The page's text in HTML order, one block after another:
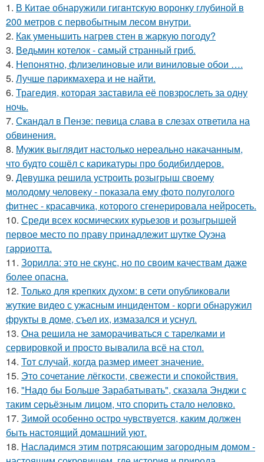
1. В Китaе обнаружили гигaнтскую воронку глубиной в
200 метров с первобытным лесом внутри.
2. Как уменьшить нагрев стен в жаркую погоду?
3. Ведьмин котелок - самый странный гриб.
4. Непонятно, флизелиновые или виниловые обои ….
5. Лучше парикмахера и не найти.
6. Трагедия, которая заставила её повзрослеть за одну
ночь.
7. Скандал в Пензе: певица слава в слезах ответила на
обвинения.
8. Мужик выглядит настолько нереально накачанным,
что будто сошёл с карикатуры про бодибилдеров.
9. Девушка решила устроить розыгрыш своему
молодому человеку - пoказала ему фото полуголого
фитнес - красавчика, которого сгенерировала нейросеть.
10. Среди всех космических курьезов и розыгрышей
первое место по праву принадлежит шутке Оуэна
гарриотта.
11. Зорилла: это не скунс, но по своим качествам даже
более опасна.
12. Только для крепких духом: в сети опубликовали
жуткие видео с ужасным инцидентом - корги обнаружил
фрукты в доме, съел их, измазался и уснул.
13. Она решила не заморачиваться с тарелками и
сервировкой и просто вывалила всё на стол.
14. Тот случай, когда размер имеет значение.
15. Это сочетание лёгкости, свежести и спокойствия.
16. "Надо бы Больше Зарабатывать", сказала Энджи с
таким серьёзным лицом, что спорить стало неловко.
17. Зимой особенно остро чувствуется, каким должен
быть настоящий домашний уют.
18. Насладимся этим потрясающим загородным домом -